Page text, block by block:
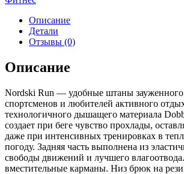
Описание
Детали
Отзывы (0)
Описание
Nordski Run — удобные штаны зауженного
спортсменов и любителей активного
технологичного дышащего материала
создает при беге чувство прохлады,
даже при интенсивных тренировках в
погоду. Задняя часть выполнена из
свободы движений и лучшего
вместительные карманы. Низ брюк на